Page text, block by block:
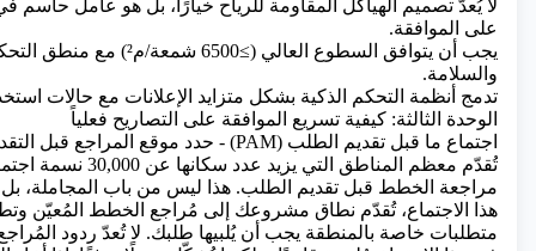
لا يُعدّ تصميم الهياكل المقاومة للرياح خيارًا، بل هو عامل
على الموافقة.
يجب أن يتوافق السطوع العالي (≥6500
والسلامة.
تدمج أنظمة التحكم الذكية بشكل متزايد الإعلانات مع حالات
الوحدة الثالثة: كيفية تسريع الموافقة على التصاريح فعلياً
اجتماع ما قبل تقديم الطلب (PAM) - حدد موقع المراجع قبل التقديم
تُقدّم معظم المناطق التي
مراجعة الخطط قبل تقديم الطلب. هذا ليس من باب المجاملة،
هذا الاجتماع، تُقدّم نطاق مشروعك إلى مُراجع الخطط المُعيّن
متطلبات خاصة بالمنطقة يجب أن يُلبيها طلبك. لا تُعدّ ردود المُراجع